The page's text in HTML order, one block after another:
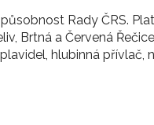
Rady ČRS.
Brtná a Červená
hlubinná přívlač,